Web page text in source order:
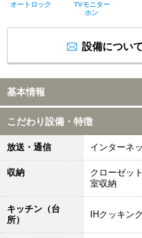
オートロック
TVモニター
ホン
設備につい
基本情報
こだわり設備・特徴
放送・通信 インターネ
収納
クローゼッ
室収納
キッチン（台
所）
IHクッキン